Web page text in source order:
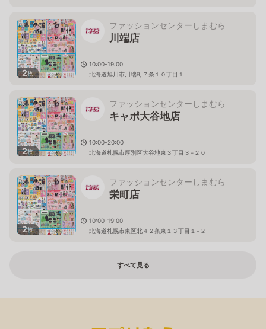
2枚
ファッションセンターしまむら
川端店
10:00-19:00
北海道旭川市川端町７条１０丁目１
2枚
ファッションセンターしまむら
キャポ大谷地店
10:00-20:00
北海道札幌市厚別区大谷地東３丁目３−２０
2枚
ファッションセンターしまむら
栄町店
10:00-19:00
北海道札幌市東区北４２条東１３丁目１−２
すべて見る